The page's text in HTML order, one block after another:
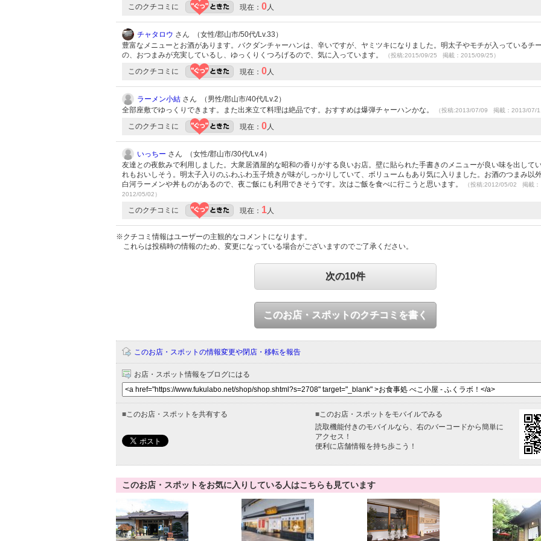
このクチコミに 現在： 0人
チャタロウ さん （女性/郡山市/50代/Lv.33）
豊富なメニューとお酒があります。バクダンチャーハンは、辛いですが、ヤミツキになりました。明太子やモチが入っているチ
の、おつまみが充実しているし、ゆっくりくつろげるので、気に入っています。
（投稿:2015/09/25 掲載：2015/09/25）
このクチコミに 現在： 0人
ラーメン小結 さん （男性/郡山市/40代/Lv.2）
全部座敷でゆっくりできます。また出来立て料理は絶品です。おすすめは爆弾チャーハンかな。
（投稿:2013/07/09 掲載：2013/07/
このクチコミに 現在： 0人
いっちー さん （女性/郡山市/30代/Lv.4）
友達との夜飲みで利用しました。大衆居酒屋的な昭和の香りがする良いお店。壁に貼られた手書きのメニューが良い味を出して
れもおいしそう。明太子入りのふわふわ玉子焼きが味がしっかりしていて、ボリュームもあり気に入りました。お酒のつまみ以外
白河ラーメンや丼ものがあるので、夜ご飯にも利用できそうです。次はご飯を食べに行こうと思います。
（投稿:2012/05/02 掲載：
2012/05/02）
このクチコミに 現在： 1人
※クチコミ情報はユーザーの主観的なコメントになります。
これらは投稿時の情報のため、変更になっている場合がございますのでご了承ください。
次の10件
このお店・スポットのクチコミを書く
このお店・スポットの情報変更や閉店・移転を報告
お店・スポット情報をブログにはる
■このお店・スポットを共有する ■このお店・スポットをモバイルでみる
読取機能付きのモバイルなら、右のバーコードから簡単に
アクセス！
便利に店舗情報を持ち歩こう！
このお店・スポットをお気に入りしている人はこちらも見ています